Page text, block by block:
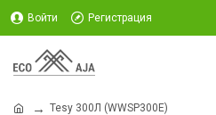
Войти Регистрация
Tesy 300Л (WWSP300E)